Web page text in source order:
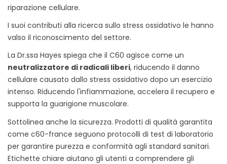
riparazione cellulare.
I suoi contributi alla ricerca sullo stress ossidativo le hanno
valso il riconoscimento del settore.
La Dr.ssa Hayes spiega che il C60 agisce come un
neutralizzatore di radicali liberi, riducendo il danno
cellulare causato dallo stress ossidativo dopo un esercizio
intenso. Riducendo l'infiammazione, accelera il recupero e
supporta la guarigione muscolare.
Sottolinea anche la sicurezza. Prodotti di qualità garantita
come c60-france seguono protocolli di test di laboratorio
per garantire purezza e conformità agli standard sanitari.
Etichette chiare aiutano gli utenti a comprendere gli